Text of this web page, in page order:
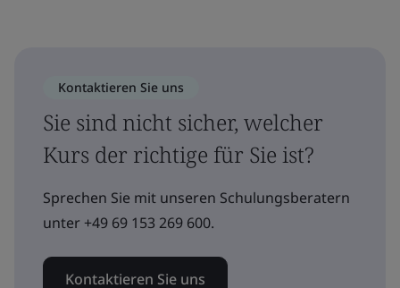
Kontaktieren Sie uns
Sie sind nicht sicher, welcher
Kurs der richtige für Sie ist?
Sprechen Sie mit unseren Schulungsberatern
unter +49 69 153 269 600.
Kontaktieren Sie uns